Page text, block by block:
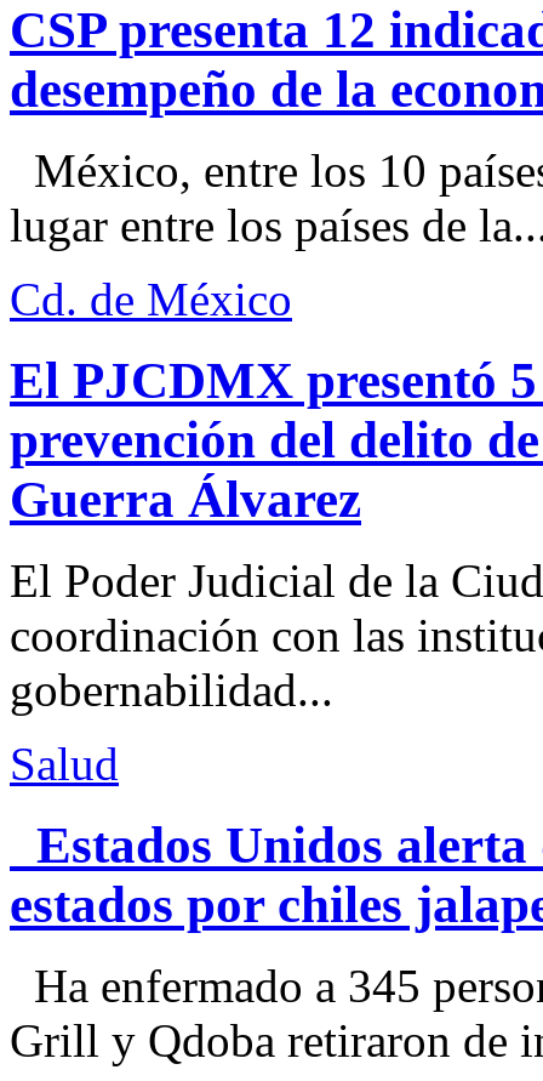
CSP presenta 12
desempeño de la
México, entre los 10
lugar entre los países de
Cd. de México
El PJCDMX presentó
prevención del delito
Guerra Álvarez
El Poder Judicial de la
coordinación con las
gobernabilidad...
Salud
Estados Unidos alerta
estados por chiles
Ha enfermado a 345
Grill y Qdoba retiraron de